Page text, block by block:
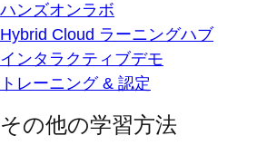
ハンズオンラボ
Hybrid Cloud ラーニングハブ
インタラクティブデモ
トレーニング & 認定
その他の学習方法